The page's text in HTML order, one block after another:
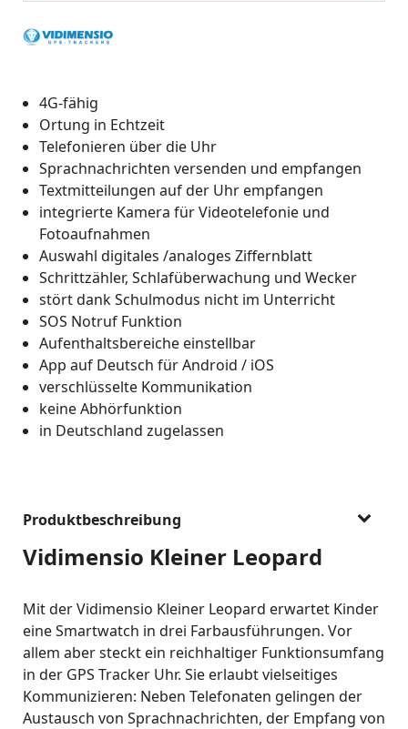
4G-fähig
Ortung in Echtzeit
Telefonieren über die Uhr
Sprachnachrichten versenden und empfangen
Textmitteilungen auf der Uhr empfangen
integrierte Kamera für Videotelefonie und
Fotoaufnahmen
Auswahl digitales /analoges Ziffernblatt
Schrittzähler, Schlafüberwachung und Wecker
stört dank Schulmodus nicht im Unterricht
SOS Notruf Funktion
Aufenthaltsbereiche einstellbar
App auf Deutsch für Android / iOS
verschlüsselte Kommunikation
keine Abhörfunktion
in Deutschland zugelassen
Produktbeschreibung
Vidimensio Kleiner Leopard
Mit der Vidimensio Kleiner Leopard erwartet Kinder
eine Smartwatch in drei Farbausführungen. Vor
allem aber steckt ein reichhaltiger Funktionsumfang
in der GPS Tracker Uhr. Sie erlaubt vielseitiges
Kommunizieren: Neben Telefonaten gelingen der
Austausch von Sprachnachrichten, der Empfang von